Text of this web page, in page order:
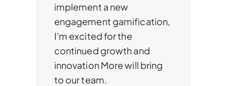
implement a new
engagement gamification,
I'm excited for the
continued growth and
innovation More will bring
to our team.